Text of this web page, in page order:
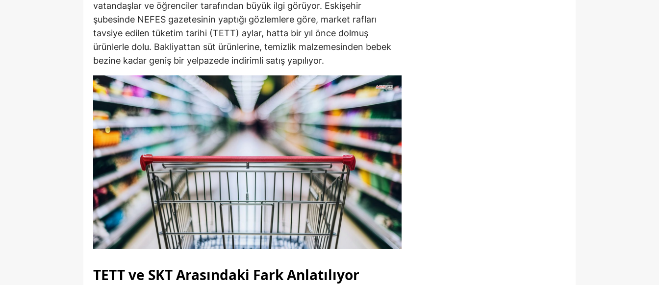
vatandaşlar ve öğrenciler tarafından büyük ilgi görüyor. Eskişehir
şubesinde NEFES gazetesinin yaptığı gözlemlere göre, market rafları
tavsiye edilen tüketim tarihi (TETT) aylar, hatta bir yıl önce dolmuş
ürünlerle dolu. Bakliyattan süt ürünlerine, temizlik malzemesinden bebek
bezine kadar geniş bir yelpazede indirimli satış yapılıyor.
TETT ve SKT Arasındaki Fark Anlatılıyor